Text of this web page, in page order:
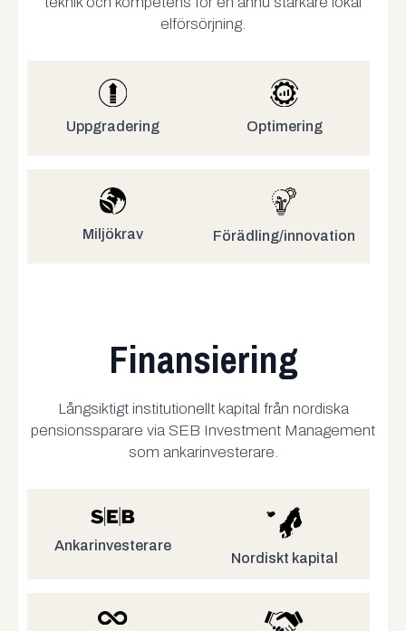
elförsörjning.
Uppgradering Optimering
Miljökrav Förädling/innovation
Finansiering
Långsiktigt institutionellt kapital från nordiska
pensionssparare via SEB Investment Management
som ankarinvesterare.
Ankarinvesterare
Nordiskt kapital